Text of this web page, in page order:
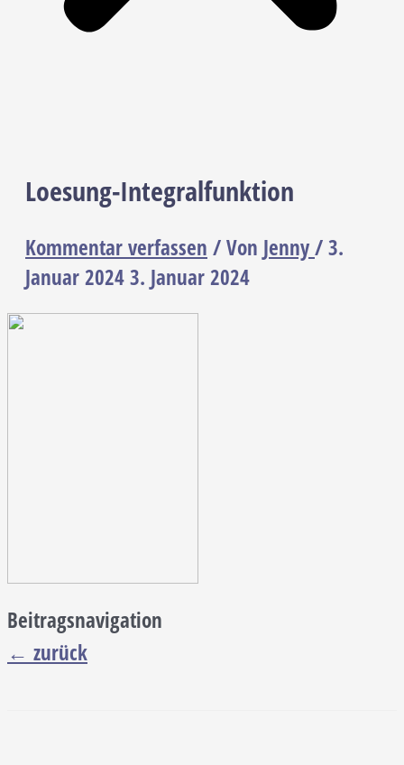
Loesung-Integralfunktion
Kommentar verfassen / Von Jenny/3.
Januar 20243. Januar 2024
Beitragsnavigation
← zurück